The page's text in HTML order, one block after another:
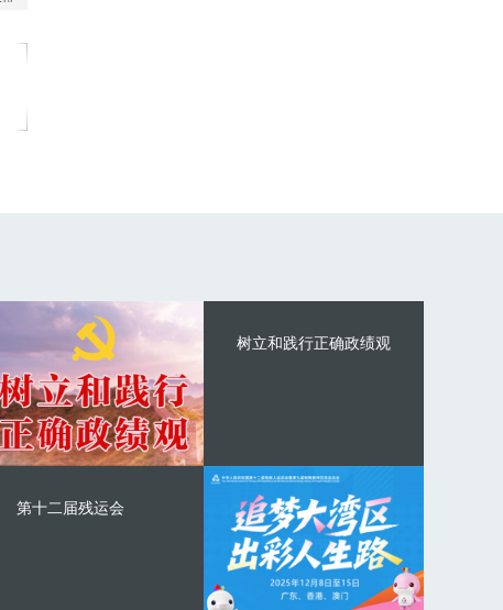
树立和践行正确政绩观
第十二届残运会